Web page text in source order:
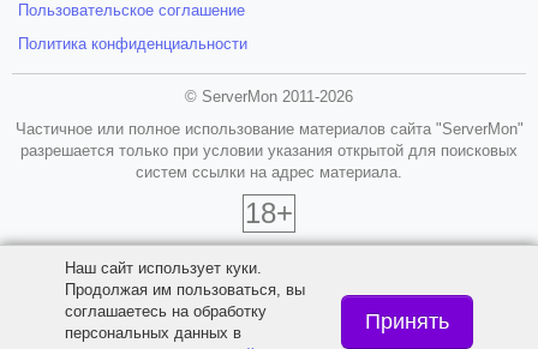
Пользовательское соглашение
Политика конфиденциальности
© ServerMon 2011-2026
Частичное или полное использование материалов сайта "ServerMon"
разрешается только при условии указания открытой для поисковых
систем ссылки на адрес материала.
18+
Наш сайт использует куки.
Продолжая им пользоваться, вы
соглашаетесь на обработку
персональных данных в
Принять